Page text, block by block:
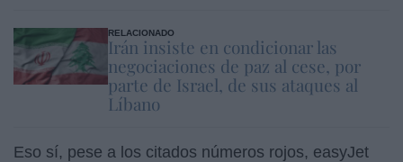
RELACIONADO
Irán insiste en condicionar las
negociaciones de paz al cese, por
parte de Israel, de sus ataques al
Líbano
Eso sí, pese a los citados números rojos, easyJet